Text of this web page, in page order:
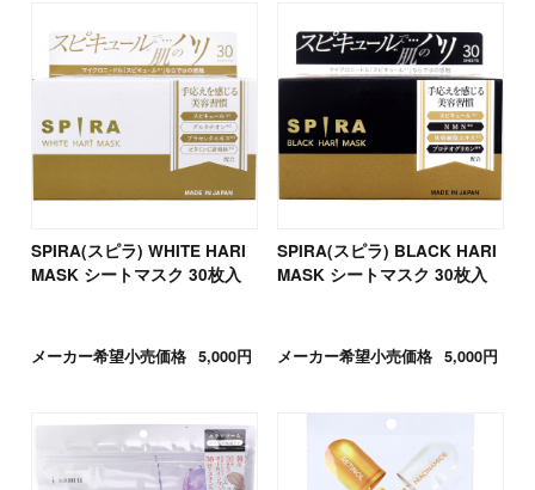
SPIRA(スピラ) WHITE HARI
MASK シートマスク 30枚入
メーカー希望小売価格 5,000円
SPIRA(スピラ) BLACK HARI
MASK シートマスク 30枚入
メーカー希望小売価格 5,000円